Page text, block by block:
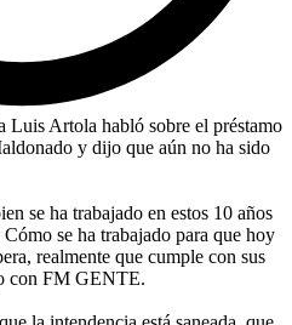
Luis Artola habló sobre el préstamo
y dijo que aún no ha sido
se ha trabajado en estos 10 años
se ha trabajado para que hoy
realmente que cumple con sus
con FM GENTE.